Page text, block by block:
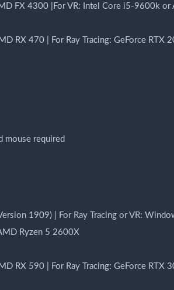
FX 4300 |For VR: Intel Core i5-9600k or
RX 470 | For Ray Tracing: GeForce RTX
mouse required
1909) | For Ray Tracing or VR:
Ryzen 5 2600X
RX 590 | For Ray Tracing: GeForce RTX